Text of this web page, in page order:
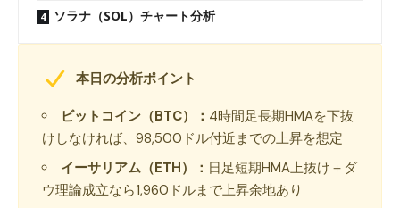
ソラナ（SOL）チャート分析
本日の分析ポイント
ビットコイン（BTC）： 4時間足長期HMAを下抜
けしなければ、98,500ドル付近までの上昇を想定
イーサリアム（ETH）： 日足短期HMA上抜け＋ダ
ウ理論成立なら1,960ドルまで上昇余地あり